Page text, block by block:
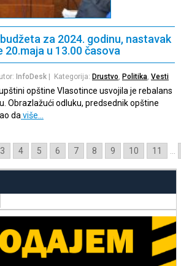
za 2024. godinu, nastavak
20.maja u 13.00 časova
InfoDesk | Kategorija: Drustvo Politika Vesti
opštine Vlasotince usvojila je rebalans
Obrazlažući odluku, predsednik opštine
da više…
3 4 5 6 7 8 9 10 11